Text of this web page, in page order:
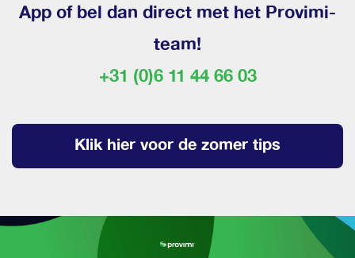
App of bel dan direct met het Provimi-
team!
+31 (0)6 11 44 66 03
Klik hier voor de zomer tips